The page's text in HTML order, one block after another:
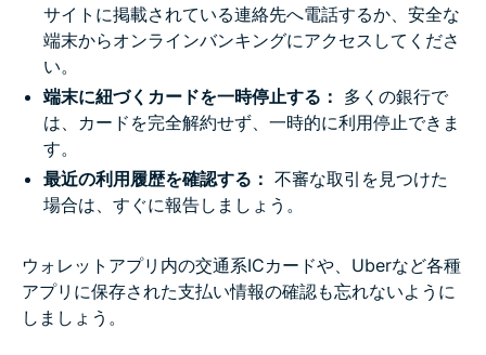
サイトに掲載されている連絡先へ電話するか、安全な
端末からオンラインバンキングにアクセスしてくださ
い。
端末に紐づくカードを一時停止する： 多くの銀行で
は、カードを完全解約せず、一時的に利用停止できま
す。
最近の利用履歴を確認する： 不審な取引を見つけた
場合は、すぐに報告しましょう。
ウォレットアプリ内の交通系ICカードや、Uberなど各種
アプリに保存された支払い情報の確認も忘れないように
しましょう。